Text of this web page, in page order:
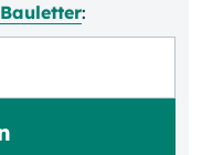
Bauletter: